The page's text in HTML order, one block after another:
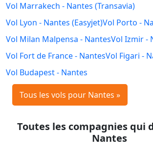
Vol Marrakech - Nantes (Transavia)
Vol Lyon - Nantes (Easyjet)Vol Porto -
Vol Milan Malpensa - NantesVol Izmir -
Vol Fort de France - NantesVol Figari -
Vol Budapest - Nantes
Tous les vols pour Nantes »
Toutes les compagnies qui
Nantes